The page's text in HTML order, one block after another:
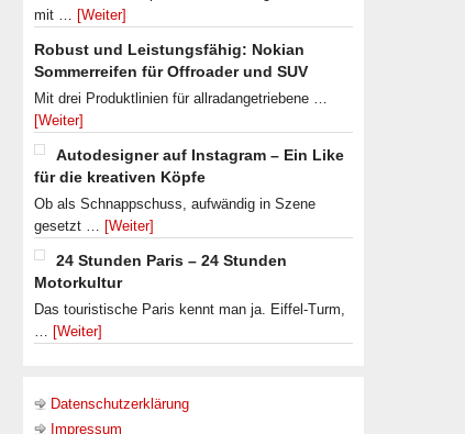
mit … [Weiter]
Robust und Leistungsfähig: Nokian
Sommerreifen für Offroader und SUV
Mit drei Produktlinien für allradangetriebene …
[Weiter]
Autodesigner auf Instagram – Ein Like
für die kreativen Köpfe
Ob als Schnappschuss, aufwändig in Szene
gesetzt … [Weiter]
24 Stunden Paris – 24 Stunden
Motorkultur
Das touristische Paris kennt man ja. Eiffel-Turm,
… [Weiter]
Datenschutzerklärung
Impressum